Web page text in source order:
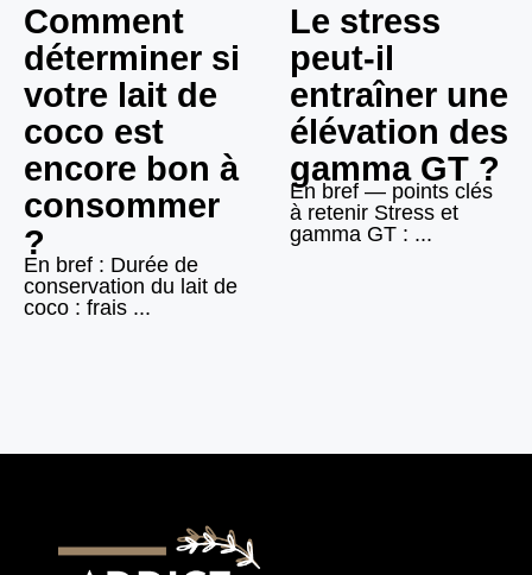
Comment
déterminer si
votre lait de
coco est
encore bon à
consommer
?
En bref : Durée de
conservation du lait de
coco : frais ...
Le stress
peut-il
entraîner une
élévation des
gamma GT ?
En bref — points clés
à retenir Stress et
gamma GT : ...